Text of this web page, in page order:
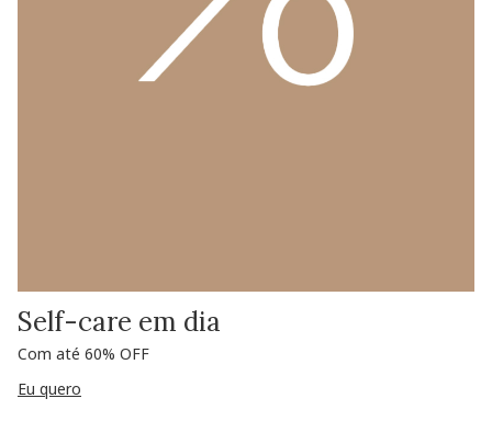
Self-care em dia
Com até 60% OFF
Eu quero